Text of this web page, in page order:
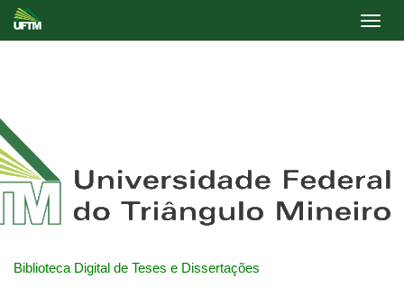
Biblioteca Digital de Teses e Dissertações